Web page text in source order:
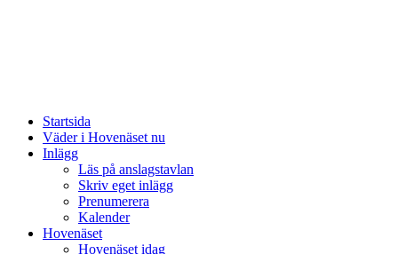
Startsida
Väder i Hovenäset nu
Inlägg
Läs på anslagstavlan
Skriv eget inlägg
Prenumerera
Kalender
Hovenäset
Hovenäset idag